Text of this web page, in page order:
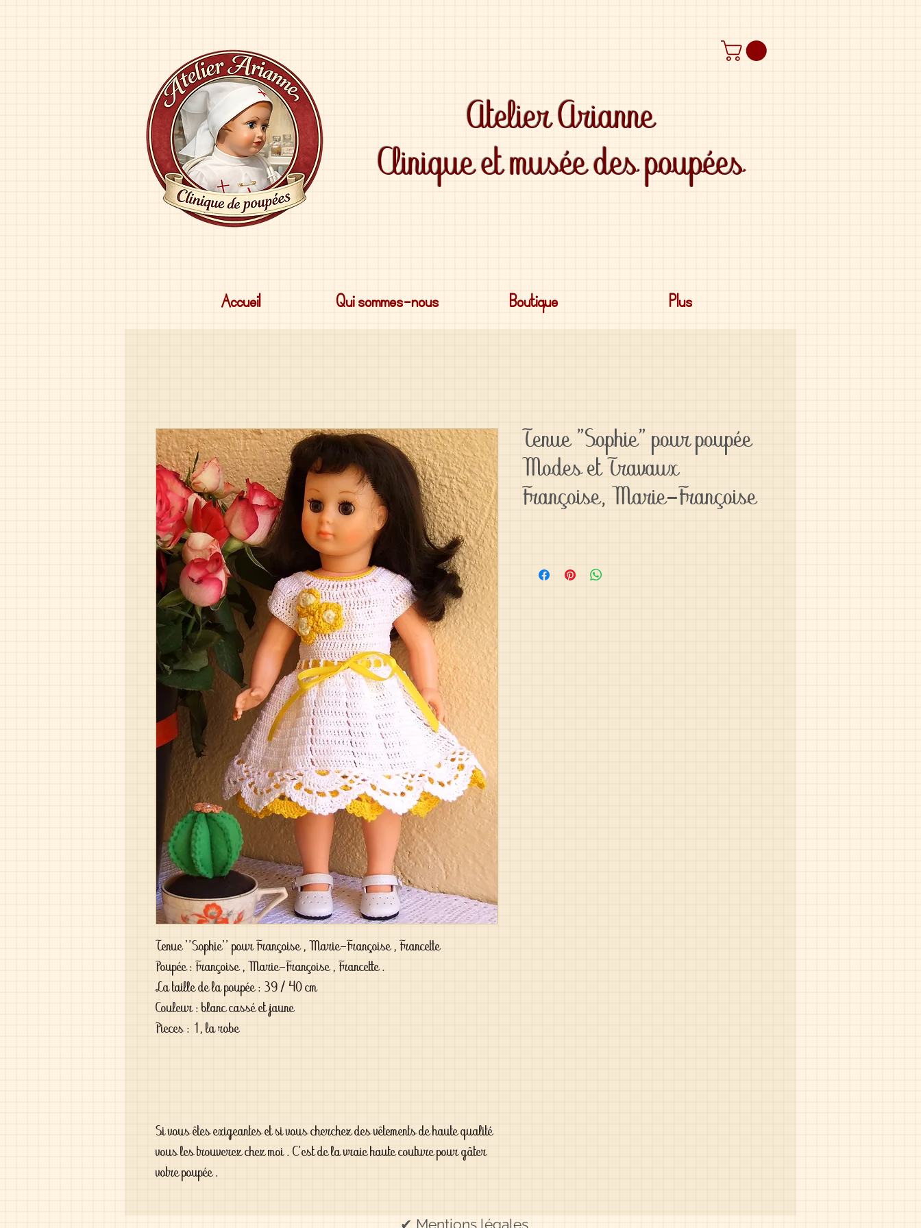
Atelier Arianne
Clinique et musée des poupées
Accueil Qui sommes-nous Boutique Plus
Tenue ''Sophie'' pour Françoise , Marie-Françoise , Francette
Poupée : Françoise , Marie-Françoise , Francette .
La taille de la poupée : 39 / 40 cm
Couleur : blanc cassé et jaune
Pieces : 1, la robe
Si vous êtes exigeantes et si vous cherchez des vêtements de haute qualité
vous les trouverez chez moi . C'est de la vraie haute couture pour gâter
votre poupée .
Tenue "Sophie" pour poupée
Modes et Travaux
Françoise, Marie-Françoise
✔ Mentions légales